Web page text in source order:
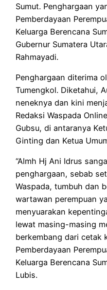
Sumut. Penghargaan
Pemberdayaan
Keluarga Berencana
Gubernur Sumatera
Rahmayadi.
Penghargaan diterima
Tumengkol. Diketahui,
neneknya dan kini
Redaksi Waspada
Gubsu, di antaranya
Ginting dan Ketua
“Almh Hj Ani Idrus
penghargaan, sebab
Waspada, tumbuh dan
wartawan perempuan
menyuarakan
lewat masing-masing
berkembang dari cetak
Pemberdayaan
Keluarga Berencana
Lubis.